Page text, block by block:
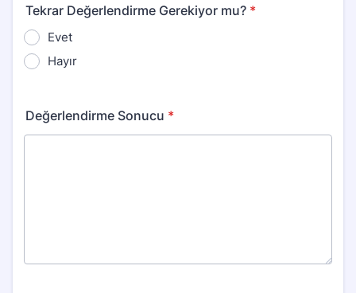
Tekrar Değerlendirme Gerekiyor mu? *
Evet
Hayır
Değerlendirme Sonucu *